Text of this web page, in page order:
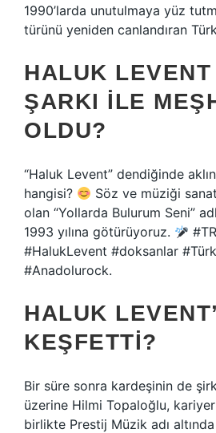
1990’larda unutulmaya yüz
türünü yeniden canlandıran
HALUK LEVENT
ŞARKI ILE
OLDU?
“Haluk Levent” dendiğinde
hangisi?
Söz ve müziği
olan “Yollarda Bulurum Seni”
1993 yılına götürüyoruz.
#HalukLevent #doksanlar
#Anadolurock.
HALUK
KEŞFETTI?
Bir süre sonra kardeşinin de
üzerine Hilmi Topaloğlu,
birlikte Prestij Müzik adı